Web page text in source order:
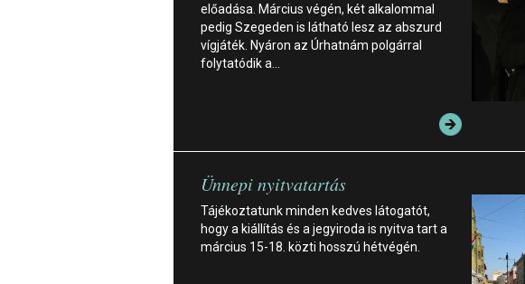
előadása. Március végén, két alkalommal
pedig Szegeden is látható lesz az abszurd
vígjáték. Nyáron az Úrhatnám polgárral
folytatódik a…
Ünnepi nyitvatartás
Tájékoztatunk minden kedves látogatót,
hogy a kiállítás és a jegyiroda is nyitva tart a
március 15-18. közti hosszú hétvégén.